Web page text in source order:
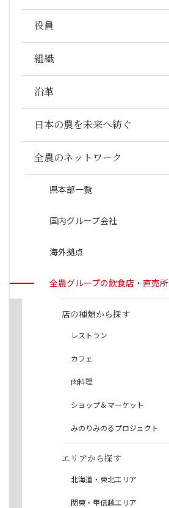
役員
組織
沿革
日本の農を未来へ紡ぐ
全農のネットワーク
県本部一覧
国内グループ会社
海外拠点
全農グループの飲食店・直売所
店の種類から探す
レストラン
カフェ
肉料理
ショップ＆マーケット
みのりみのるプロジェクト
エリアから探す
北海道・東北エリア
関東・甲信越エリア